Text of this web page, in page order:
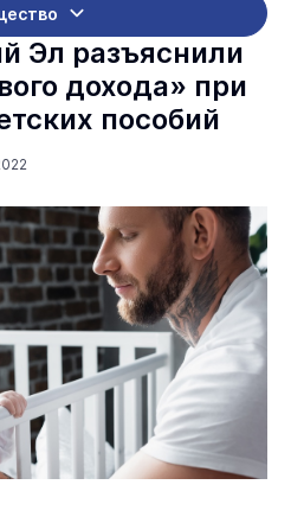
Эл разъяснили
дохода» при
пособий